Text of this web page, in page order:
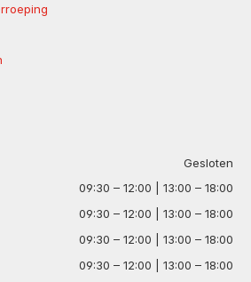
Gesloten
09:30 – 12:00 | 13:00 – 18:00
09:30 – 12:00 | 13:00 – 18:00
09:30 – 12:00 | 13:00 – 18:00
09:30 – 12:00 | 13:00 – 18:00